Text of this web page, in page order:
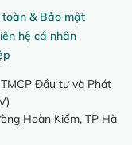
toàn & Bảo mật
hệ cá nhân
Đầu tư và Phát
Hoàn Kiếm, TP Hà